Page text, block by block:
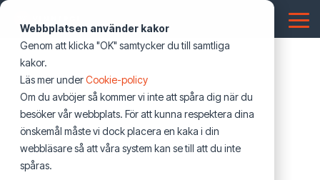
Webbplatsen använder kakor
Genom att klicka "OK" samtycker du till samtliga
kakor.
Läs mer underCookie-policy
Om du avböjer så kommer vi inte att spåra dig när du
besöker vår webbplats. För att kunna respektera dina
önskemål måste vi dock placera en kaka i din
webbläsare så att våra system kan se till att du inte
spåras.
Hoppa
över
första
innehållet
Telekom
Stadsnät
Elnätsbolag
Industri
Bostadsrättsföreningar
Industri
Försvar
Energilösningar
infrastruktur
Datacenter
Mobilnät
El & Tele
Sub Nav 1
Sub Nav 2
Testing 2
Nyheter
Nyheter & Insikter
Uppdrag och projekt
Pressmeddelanden
CESAR2
Fastighetsteknik
Nyheter & blogg
Pressmeddelanden
Webinars
Events
Pressmeddelanden
Webbinarier